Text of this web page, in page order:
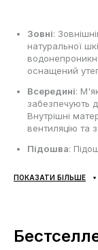
Зовні:
натуральної
оснащений
Всередині:
забезпечують
Внутрішні
вентиляцію та
Підошва:
Сезонність:
Усі товари
ПОКАЗАТИ БІЛЬШЕ